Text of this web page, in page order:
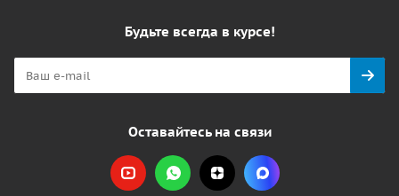
Будьте всегда в курсе!
Оставайтесь на связи